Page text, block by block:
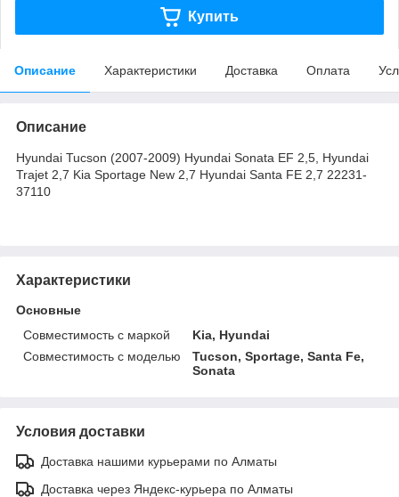
Купить
Описание Характеристики Доставка Оплата
Описание
Hyundai Tucson (2007-2009) Hyundai Sonata EF 2,5, Hyundai
Trajet 2,7 Kia Sportage New 2,7 Hyundai Santa FE 2,7 22231-
37110
Характеристики
Основные
Совместимость с маркой
Kia, Hyundai
Совместимость с моделью
Tucson, Sportage, Santa Fe,
Sonata
Условия доставки
Доставка нашими курьерами по Алматы
Доставка через Яндекс-курьера по Алматы